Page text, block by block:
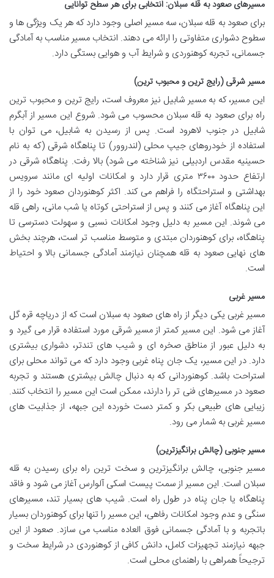
مسیرهای صعود به قله سبلان: انتخابی برای هر سطح توانایی
برای صعود به قله سبلان، سه مسیر اصلی وجود دارد که هر یک ویژگی ها و
سطوح دشواری متفاوتی را ارائه می دهند. انتخاب مسیر مناسب به آمادگی
جسمانی، تجربه کوهنوردی و شرایط آب و هوایی بستگی دارد.
مسیر شرقی (رایج ترین و محبوب ترین)
این مسیر، که به مسیر شابیل نیز معروف است، رایج ترین و محبوب ترین
راه برای صعود به قله سبلان محسوب می شود. شروع این مسیر از آبگرم
شابیل در جنوب لاهرود است. پس از رسیدن به شابیل، می توان با
استفاده از خودروهای جیپ محلی (لندروور) تا پناهگاه شرقی (که به نام
حسینیه مقدس اردبیلی نیز شناخته می شود) بالا رفت. پناهگاه شرقی در
ارتفاع حدود ۳۶۰۰ متری قرار دارد و امکانات اولیه ای مانند سرویس
بهداشتی و استراحتگاه را فراهم می کند. اکثر کوهنوردان صعود خود را از
این پناهگاه آغاز می کنند و پس از استراحتی کوتاه یا شب مانی، راهی قله
می شوند. این مسیر به دلیل وجود امکانات نسبی و سهولت دسترسی تا
پناهگاه، برای کوهنوردان مبتدی و متوسط مناسب تر است، هرچند بخش
های نهایی صعود به قله همچنان نیازمند آمادگی جسمانی بالا و احتیاط
است.
مسیر غربی
مسیر غربی یکی دیگر از راه های صعود به سبلان است که از دریاچه قره گل
آغاز می شود. این مسیر کمتر از مسیر شرقی مورد استفاده قرار می گیرد و
به دلیل عبور از مناطق صخره ای و شیب های تندتر، دشواری بیشتری
دارد. در این مسیر، یک جان پناه غربی وجود دارد که می تواند محلی برای
استراحت باشد. کوهنوردانی که به دنبال چالش بیشتری هستند و تجربه
صعود در مسیرهای فنی تر را دارند، ممکن است این مسیر را انتخاب کنند.
زیبایی های طبیعی بکر و کمتر دست خورده این جبهه، از جذابیت های
مسیر غربی به شمار می رود.
مسیر جنوبی (چالش برانگیزترین)
مسیر جنوبی، چالش برانگیزترین و سخت ترین راه برای رسیدن به قله
سبلان است. این مسیر از سمت پیست اسکی آلوارس آغاز می شود و فاقد
پناهگاه یا جان پناه در طول راه است. شیب های بسیار تند، مسیرهای
سنگی و عدم وجود امکانات رفاهی، این مسیر را تنها برای کوهنوردان بسیار
باتجربه و با آمادگی جسمانی فوق العاده مناسب می سازد. صعود از این
جبهه نیازمند تجهیزات کامل، دانش کافی از کوهنوردی در شرایط سخت و
ترجیحاً همراهی با راهنمای محلی است.